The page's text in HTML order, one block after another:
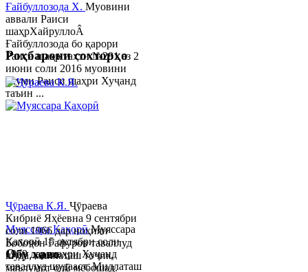
Ғайбуллозода Х. Муовини
аввали Раиси
шаҳрХайруллоÂ
Ғайбуллозода бо қарори
Раиси шаҳр таҳти №281 аз 2
июни соли 2016 муовини
якуми Раиси шаҳри Хуҷанд
таъин ...
Муяссара ҚаҳорӣМуяссара
Қаҳорӣ 15 октябри соли
1979 дар шаҳри Хуҷанд
таваллуд шудааст. Миллаташ
Роҳбарони сохторҳо
Ҷӯраева К.Я. Ҷӯраева
Кибриё Яҳёевна 9 сентябри
соли 1966 дар ноҳияи
Бобоҷон Ғафуров таваллуд
шуда, миллаташ тоҷик,
маълумот олӣ мебошад.
Обу хаво